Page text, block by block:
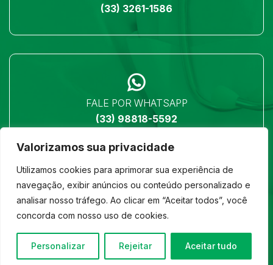
Valorizamos sua privacidade
Utilizamos cookies para aprimorar sua experiência de
navegação, exibir anúncios ou conteúdo personalizado e
analisar nosso tráfego. Ao clicar em “Aceitar todos”, você
concorda com nosso uso de cookies.
Personalizar Rejeitar Aceitar tudo
(33) 3261-1586
FALE POR WHATSAPP
(33) 98818-5592
LOCALIZAÇÃO